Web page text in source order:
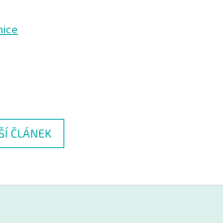
ČLÁNEK